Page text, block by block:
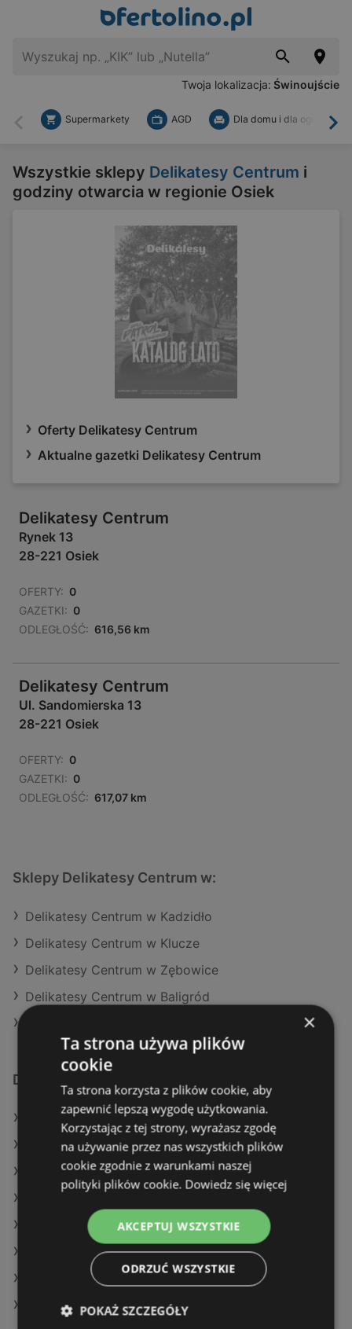
Twoja lokalizacja: Świnoujście
Wstecz
Supermarkety AGD Dla domu i dla ogrodu
Wszystkie sklepy Delikatesy Centrum i
godziny otwarcia w regionie Osiek
Oferty Delikatesy Centrum
Aktualne gazetki Delikatesy Centrum
Delikatesy Centrum
Rynek 13
28-221 Osiek
OFERTY: 0
GAZETKI: 0
ODLEGŁOŚĆ: 616,56 km
Delikatesy Centrum
Ul. Sandomierska 13
28-221 Osiek
OFERTY: 0
GAZETKI: 0
ODLEGŁOŚĆ: 617,07 km
Sklepy Delikatesy Centrum w:
Delikatesy Centrum w Kadzidło
Delikatesy Centrum w Klucze
Delikatesy Centrum w Zębowice
Delikatesy Centrum w Baligród
Dodatkowe łącza
Oferty Delikatesy Centrum
Oferty Dealz
Oferty Auchan
Aktualne gazetki Makro
Aktualne gazetki Lidl
Aktualne gazetki E.Leclerc
Aktualne gazetki Eurocash
×
Ta strona używa plików
cookie
Ta strona korzysta z plików cookie, aby
zapewnić lepszą wygodę użytkowania.
Korzystając z tej strony, wyrażasz zgodę
na używanie przez nas wszystkich plików
cookie zgodnie z warunkami naszej
polityki plików cookie. Dowiedz się więcej
AKCEPTUJ WSZYSTKIE
ODRZUĆ WSZYSTKIE
POKAŻ SZCZEGÓŁY